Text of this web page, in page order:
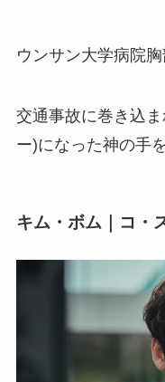
ウンサン大学病院
交通事故に巻き込
ー)になった神の手
キム・ボム｜コ・